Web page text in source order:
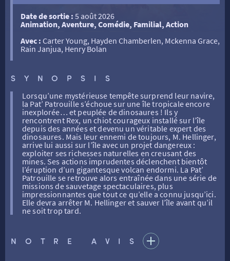
RETOUR
FILMS
SÉANCES SPÉCIALES
THÉ CINÉ
RÉTRO VISION
RETOUR
ATELIERS PRATIQUES
RETOUR
LA SÉLECTION DES AMIS DU CINÉMA & LES FILMS
D’ACTUALITÉS
LES DISPOSITIFS NATIONAUX
RETOUR
HISTORIQUE
RETOUR
TARIFS
NOS SALLES
Date de sortie : 5 août 2026
Animation, Aventure, Comédie, Familial, Action
Avec : Carter Young, Hayden Chamberlen, Mckenna Grace,
Rain Janjua, Henry Bolan
SYNOPSIS
Lorsqu’une mystérieuse tempête surprend leur navire,
la Pat’ Patrouille s’échoue sur une île tropicale encore
inexplorée… et peuplée de dinosaures ! Ils y
rencontrent Rex, un chiot courageux installé sur l’île
depuis des années et devenu un véritable expert des
dinosaures. Mais leur ennemi de toujours, M. Hellinger,
arrive lui aussi sur l’île avec un projet dangereux :
exploiter ses richesses naturelles en creusant des
mines. Ses actions imprudentes déclenchent bientôt
l’éruption d’un gigantesque volcan endormi. La Pat’
Patrouille se retrouve alors entraînée dans une série de
missions de sauvetage spectaculaires, plus
impressionnantes que tout ce qu’elle a connu jusqu’ici.
Elle devra arrêter M. Hellinger et sauver l’île avant qu’il
ne soit trop tard.
NOTRE AVIS